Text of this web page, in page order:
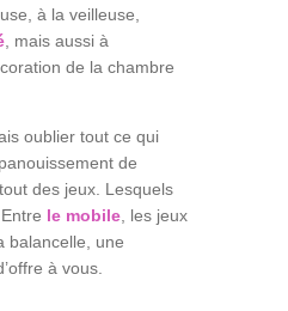
à la veilleuse,
, mais aussi à
de la chambre
oublier tout ce qui
de
des jeux. Lesquels
le mobile , les jeux
balancelle, une
à vous.